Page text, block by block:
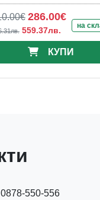
286.00€
559.37лв. на
КУПИ
550-556